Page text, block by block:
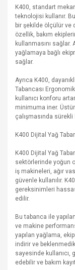
K400, standart
teknolojisi kullanır.
bir şekilde ölçülür ve
özellik, bakım
kullanmasını sağlar.
yağlamaya bağlı
sağlar.
Ayrıca K400,
Tabancası
kullanıcı konforu
minimuma iner.
çalışmasında sürekli
K400 Dijital Yağ
K400 Dijital Yağ
sektörlerinde yoğun
iş makineleri, ağır
güvenle kullanılır.
gereksinimleri
edilir.
Bu tabanca ile
ve makine
yapılan yağlama,
indirir ve
sayesinde kullanıcı,
edebilir ve bakım